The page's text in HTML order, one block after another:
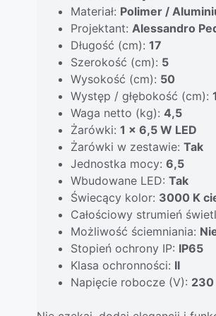
Materiał: Polimer /
Projektant: Alessandro
Długość (cm): 17
Szerokość (cm): 5
Wysokość (cm): 50
Występ / głębokość (cm):
Waga netto (kg): 4,5
Żarówki: 1 x 6,5 W LED
Żarówki w zestawie: Tak
Jednostka mocy: 6,5
Wbudowane LED: Tak
Świecący kolor: 3000 K
Całościowy strumień
Możliwość ściemniania:
Stopień ochrony IP: IP65
Klasa ochronności: II
Napięcie robocze (V): 230